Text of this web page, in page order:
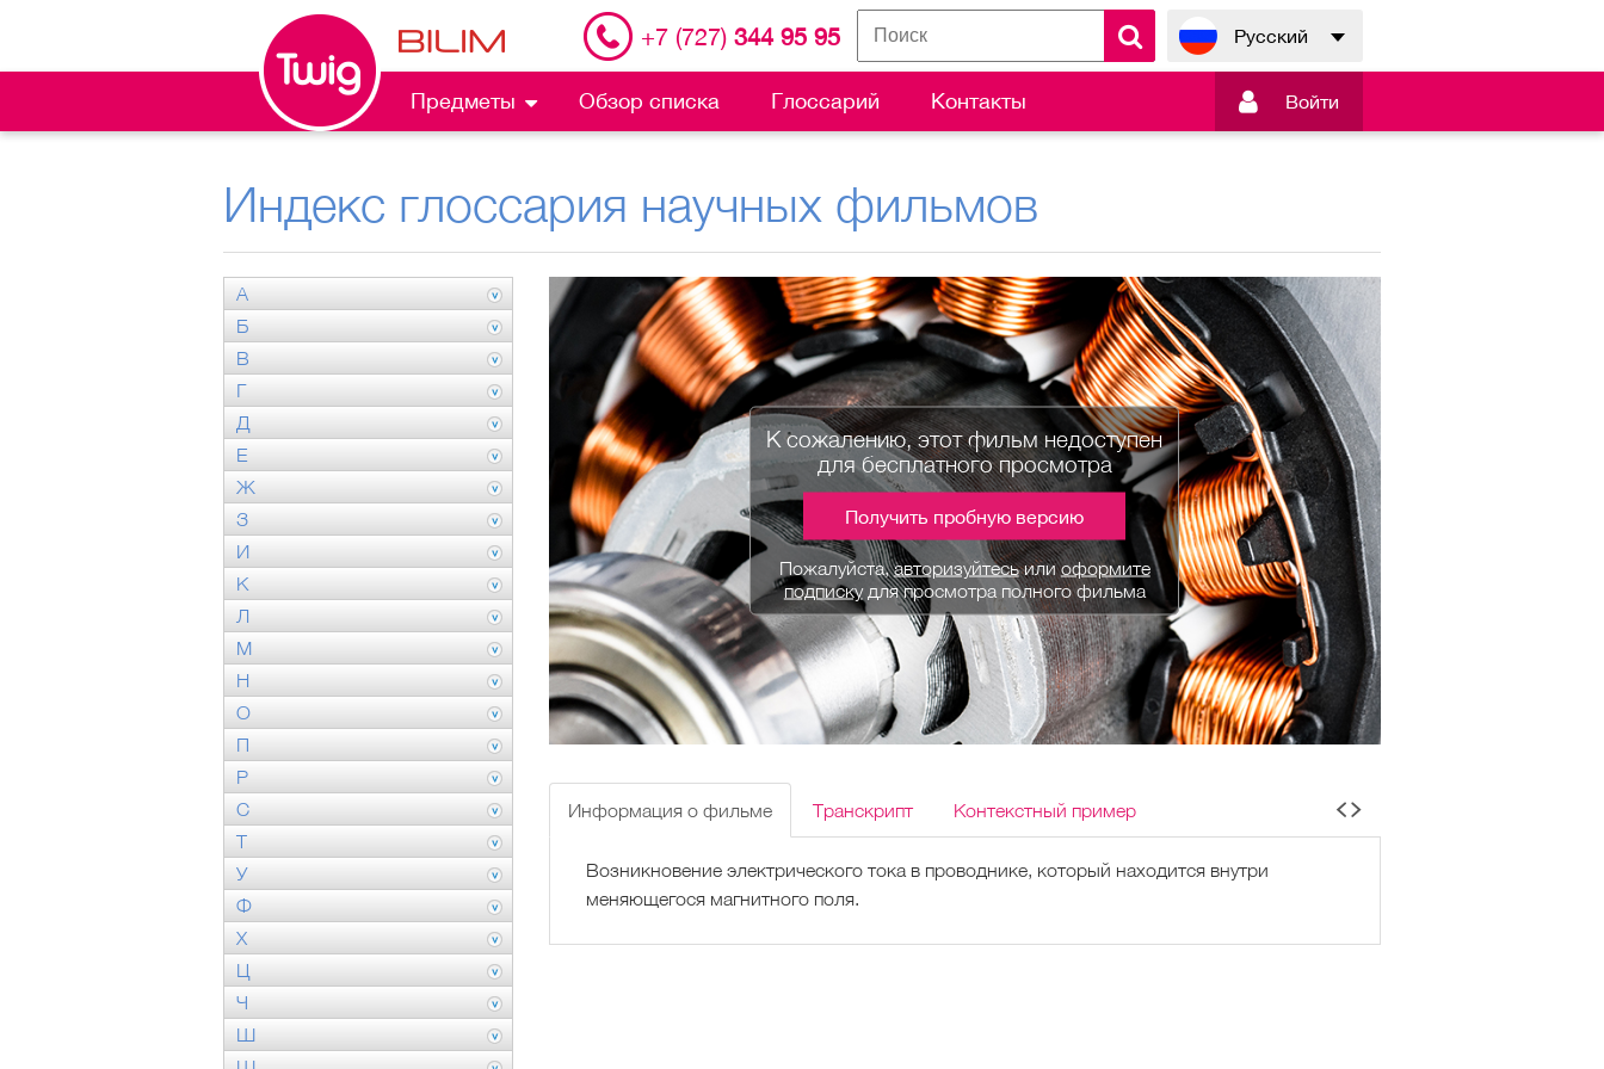
+7 (727) 344 95 95 Русский
Предметы Обзор списка Глоссарий Контакты  Войти
Индекс глоссария научных фильмов
А
Б
В
Г
Д
Е
Ж
З
И
К
Л
М
Н
О
П
Р
С
Т
У
Ф
Х
Ц
Ч
Ш
К сожалению, этот фильм недоступен
для бесплатного просмотра
Получить пробную версию
Пожалуйста,авторизуйтесьилиоформите
подпискудля просмотра полного фильма
Информация о фильме Транскрипт Контекстный пример
Возникновение электрического тока в проводнике, который находится внутри
меняющегося магнитного поля.